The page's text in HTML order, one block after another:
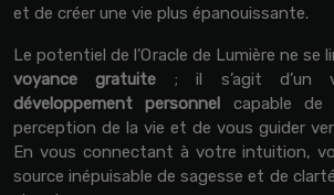
et de créer une vie plus épanouissante.
Le potentiel de l’Oracle de Lumière ne se
voyance gratuite ; il s’agit d’un
développement personnel capable de
perception de la vie et de vous guider
En vous connectant à votre intuition,
source inépuisable de sagesse et de